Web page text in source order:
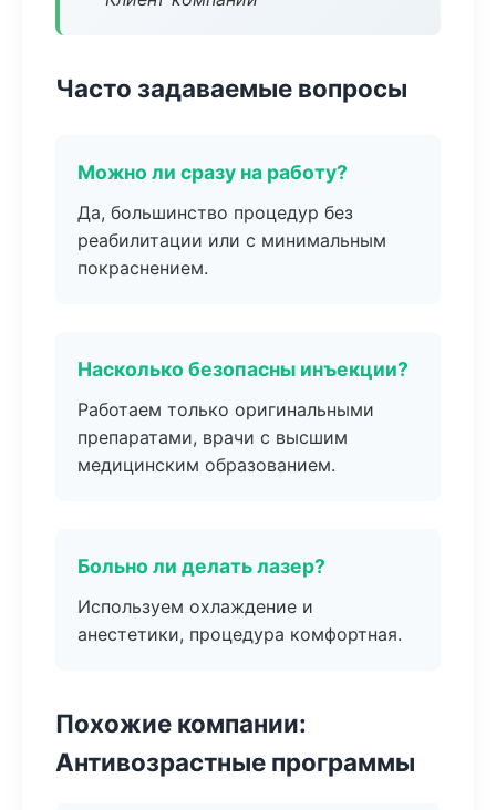
Часто задаваемые вопросы
Можно ли сразу на работу?
Да, большинство процедур без
реабилитации или с минимальным
покраснением.
Насколько безопасны инъекции?
Работаем только оригинальными
препаратами, врачи с высшим
медицинским образованием.
Больно ли делать лазер?
Используем охлаждение и
анестетики, процедура комфортная.
Похожие компании:
Антивозрастные программы